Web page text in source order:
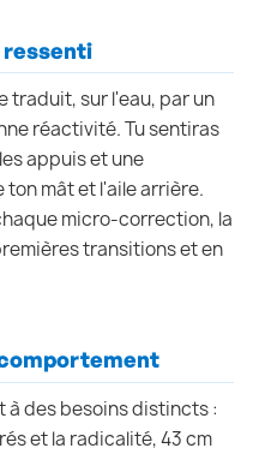
traduit, sur l'eau, par un
réactivité. Tu sentiras
appuis et une
mât et l'aile arrière.
micro-correction, la
transitions et en
à des besoins distincts :
et la radicalité, 43 cm